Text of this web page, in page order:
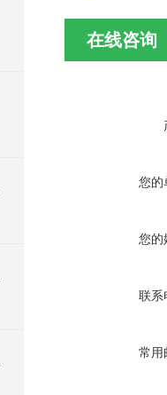
在线咨询
您的
您的
联系
常用